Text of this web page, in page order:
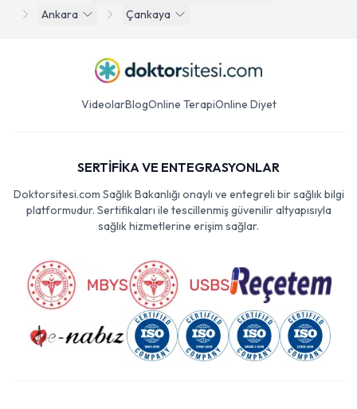
Ankara
Çankaya
VideolarBlogOnline TerapiOnline Diyet
SERTİFİKA VE ENTEGRASYONLAR
Doktorsitesi.com Sağlık Bakanlığı onaylı ve entegreli bir sağlık bilgi
platformudur. Sertifikaları ile tescillenmiş güvenilir altyapısıyla
sağlık hizmetlerine erişim sağlar.